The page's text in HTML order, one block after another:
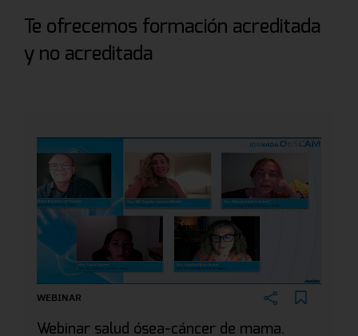
Te ofrecemos formación acreditada
y no acreditada
WEBINAR
Webinar salud ósea-cáncer de mama.